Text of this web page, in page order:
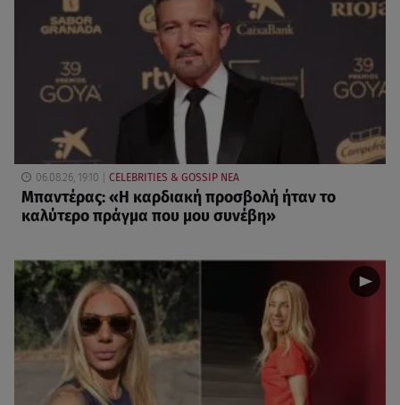
06.08.26, 19:10 CELEBRITIES & GOSSIP ΝΕΑ
Μπαντέρας: «Η καρδιακή προσβολή ήταν το
καλύτερο πράγμα που μου συνέβη»